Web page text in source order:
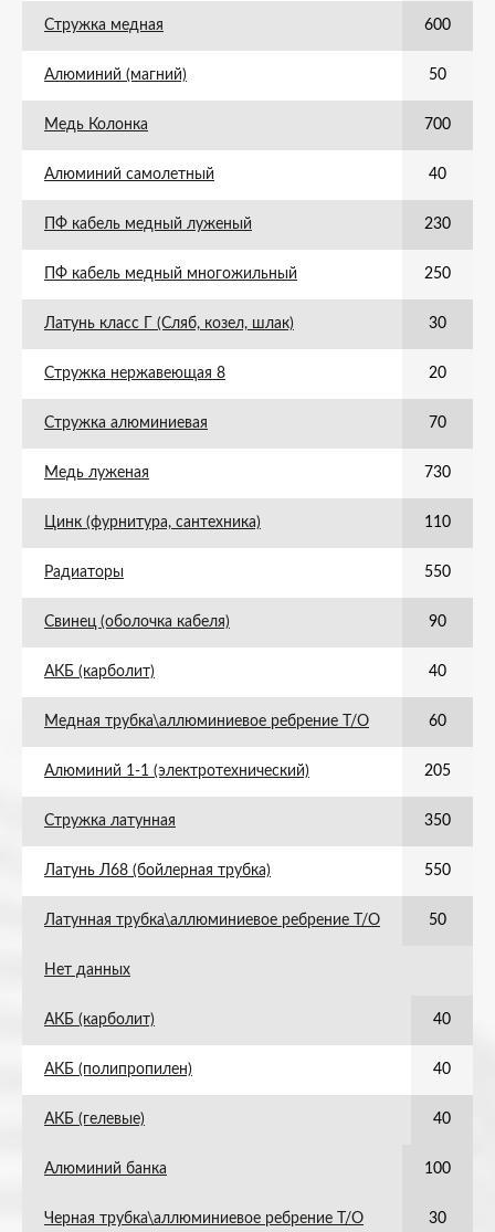
Стружка медная 600
Алюминий (магний) 50
Медь Колонка 700
Алюминий самолетный 40
ПФ кабель медный луженый 230
ПФ кабель медный многожильный 250
Латунь класс Г (Сляб, козел, шлак) 30
Стружка нержавеющая 8 20
Стружка алюминиевая 70
Медь луженая 730
Цинк (фурнитура, сантехника) 110
Радиаторы 550
Свинец (оболочка кабеля) 90
АКБ (карболит) 40
Медная трубка\аллюминиевое ребрение Т/О 60
Алюминий 1-1 (электротехнический) 205
Стружка латунная 350
Латунь Л68 (бойлерная трубка) 550
Латунная трубка\аллюминиевое ребрение Т/О 50
Нет данных
АКБ (карболит) 40
АКБ (полипропилен) 40
АКБ (гелевые) 40
Алюминий банка 100
Черная трубка\аллюминиевое ребрение Т/О 30